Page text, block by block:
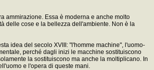
ammirazione. Essa è moderna e anche molto
delle cose e la bellezza dell'ambiente. Non è la
idea del secolo XVIII: "l'homme machine", l'uomo-
perché dagli inizi le macchine sostituiscono
la sostituiscono ma anche la moltiplicano. In
e l'opera di queste mani.